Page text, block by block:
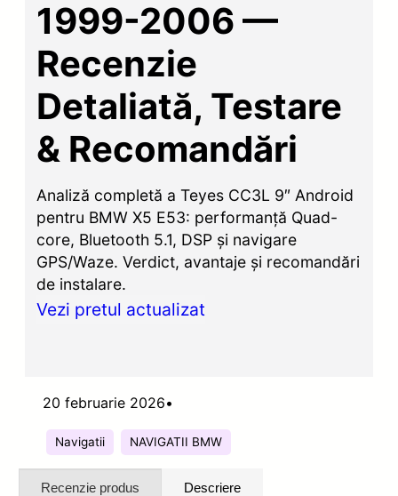
1999-2006 —
Recenzie
Detaliată, Testare
& Recomandări
Analiză completă a Teyes CC3L 9″ Android
pentru BMW X5 E53: performanță Quad-
core, Bluetooth 5.1, DSP și navigare
GPS/Waze. Verdict, avantaje și recomandări
de instalare.
Vezi pretul actualizat
20 februarie 2026•
Navigatii NAVIGATII BMW
Recenzie produs Descriere